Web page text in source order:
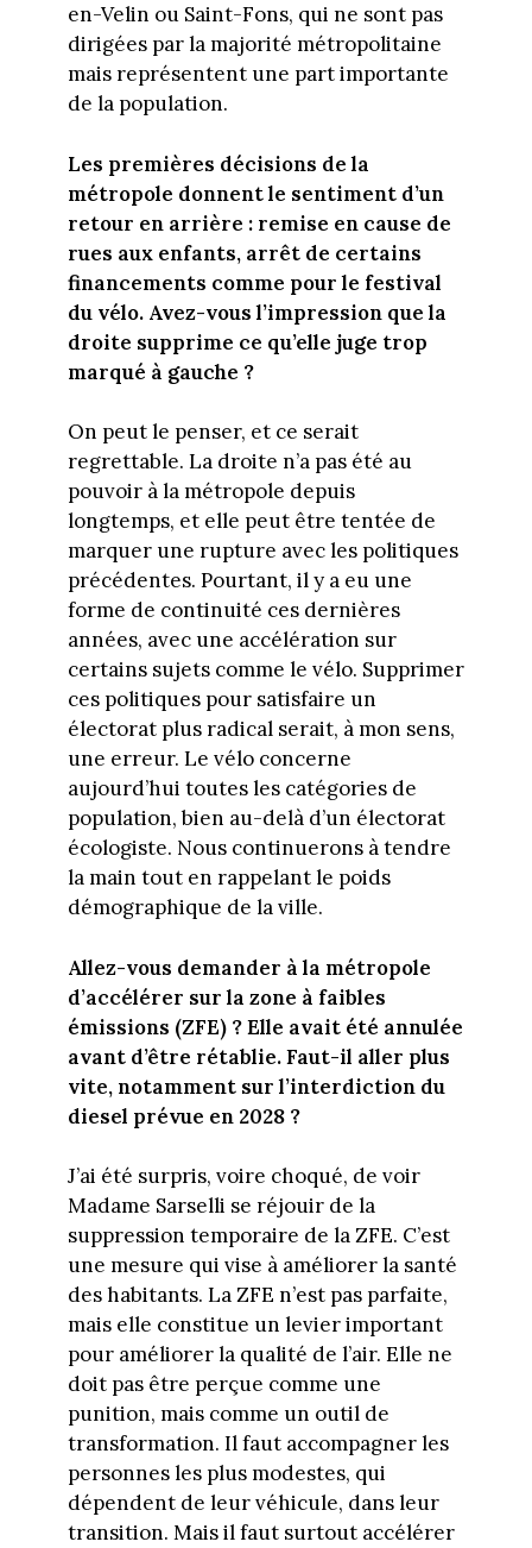
en-Velin ou Saint-Fons, qui ne sont pas
dirigées par la majorité métropolitaine
mais représentent une part importante
de la population.
Les premières décisions de la
métropole donnent le sentiment d’un
retour en arrière : remise en cause de
rues aux enfants, arrêt de certains
financements comme pour le festival
du vélo. Avez-vous l’impression que la
droite supprime ce qu’elle juge trop
marqué à gauche ?
On peut le penser, et ce serait
regrettable. La droite n’a pas été au
pouvoir à la métropole depuis
longtemps, et elle peut être tentée de
marquer une rupture avec les politiques
précédentes. Pourtant, il y a eu une
forme de continuité ces dernières
années, avec une accélération sur
certains sujets comme le vélo. Supprimer
ces politiques pour satisfaire un
électorat plus radical serait, à mon sens,
une erreur. Le vélo concerne
aujourd’hui toutes les catégories de
population, bien au-delà d’un électorat
écologiste. Nous continuerons à tendre
la main tout en rappelant le poids
démographique de la ville.
Allez-vous demander à la métropole
d’accélérer sur la zone à faibles
émissions (ZFE) ? Elle avait été annulée
avant d’être rétablie. Faut-il aller plus
vite, notamment sur l’interdiction du
diesel prévue en 2028 ?
J’ai été surpris, voire choqué, de voir
Madame Sarselli se réjouir de la
suppression temporaire de la ZFE. C’est
une mesure qui vise à améliorer la santé
des habitants. La ZFE n’est pas parfaite,
mais elle constitue un levier important
pour améliorer la qualité de l’air. Elle ne
doit pas être perçue comme une
punition, mais comme un outil de
transformation. Il faut accompagner les
personnes les plus modestes, qui
dépendent de leur véhicule, dans leur
transition. Mais il faut surtout accélérer